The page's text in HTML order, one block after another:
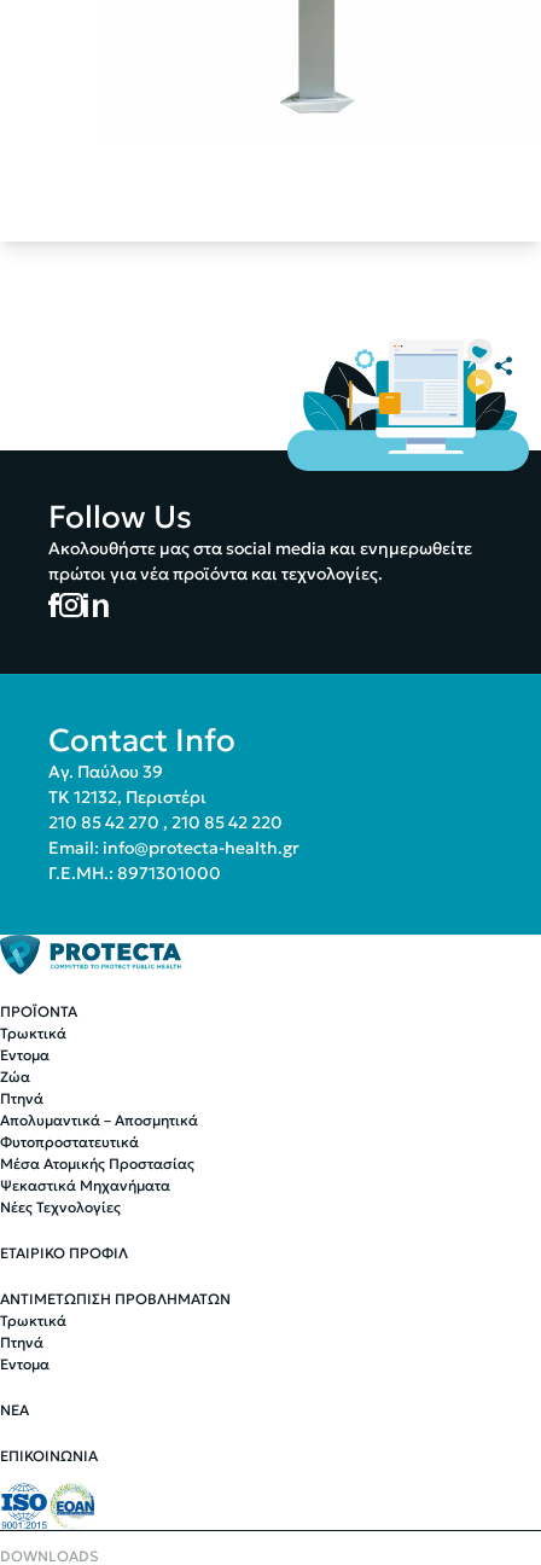
Follow Us
Ακολουθήστε μας στα social media και ενημερωθείτε
πρώτοι για νέα προϊόντα και τεχνολογίες.
Contact Info
Αγ. Παύλου 39
ΤΚ 12132, Περιστέρι
210 85 42 270 , 210 85 42 220
Email: info@protecta-health.gr
Γ.Ε.ΜΗ.: 8971301000
ΠΡΟΪΟΝΤΑ
Τρωκτικά
Έντομα
Ζώα
Πτηνά
Απολυμαντικά – Αποσμητικά
Φυτοπροστατευτικά
Μέσα Ατομικής Προστασίας
Ψεκαστικά Μηχανήματα
Νέες Τεχνολογίες
ΕΤΑΙΡΙΚΟ ΠΡΟΦΙΛ
ΑΝΤΙΜΕΤΩΠΙΣΗ ΠΡΟΒΛΗΜΑΤΩΝ
Τρωκτικά
Πτηνά
Έντομα
ΝΕΑ
ΕΠΙΚΟΙΝΩΝΙΑ
DOWNLOADS